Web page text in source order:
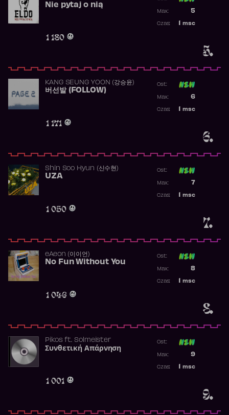
5.
Nie pytaj o nią
1 180
5
Max:
msc
Czas:
6.
KANG SEUNG YOON (강승윤)
버선발 (FOLLOW)
1 171
Ost:
6
Max:
msc
Czas:
7.
Shin Soo Hyun (신수현)
UZA
1 050
Ost:
7
Max:
msc
Czas:
8.
​eAeon (이이언)
No Fun Without You
1 046
Ost:
8
Max:
msc
Czas:
9.
Pikosft. Solmeister
Συνθετική Απάρνηση
1 001
Ost:
9
Max:
msc
Czas: